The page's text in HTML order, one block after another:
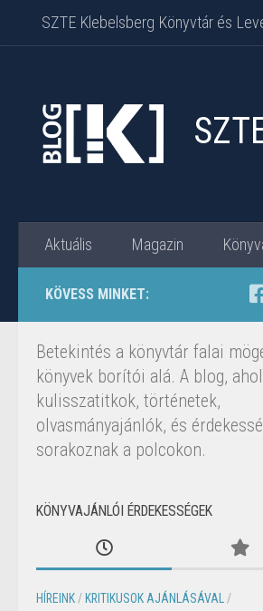
Skip to content
SZTE Klebelsberg Könyvtár és
Aktuális Magazin
KÖVESS MINKET:
Betekintés a könyvtár falai
könyvek borítói alá. A blog, ahol
kulisszatitkok, történetek,
olvasmányajánlók, és
sorakoznak a polcokon.
KÖNYVAJÁNLÓI ÉRDEKESSÉGEK
HÍREINK / KRITIKUSOK AJÁNLÁSÁVAL
/